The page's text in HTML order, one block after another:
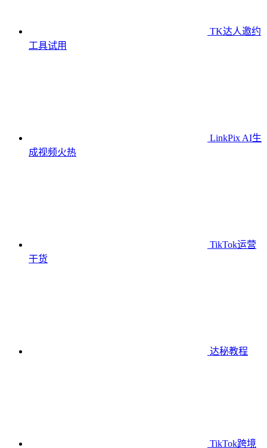
TK达人邀约
工具试用
LinkPix AI生
成视频火热
TikTok运营
干货
达秘教程
TikTok跨境